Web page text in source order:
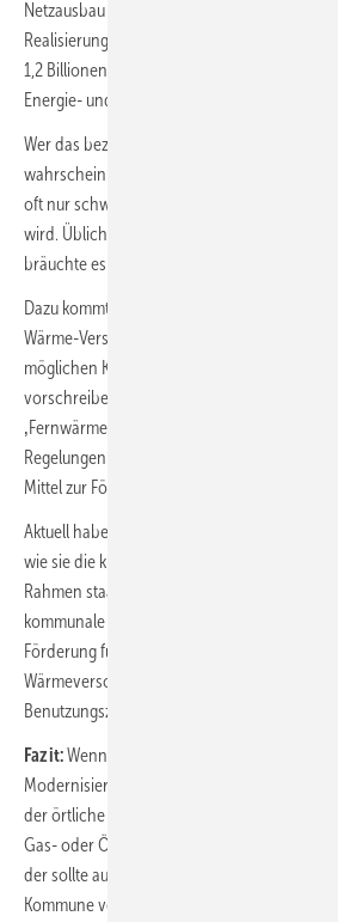
Netzausbau werden für die Bevölkerung
Realisierung nach Planungsabschluss noch
1,2 Billionen Euro Kosten rechnet der BDEW
Energie- und Wasserwirtschaft bis zum Jahr
Wer das bezahlen soll, ist noch nicht klar. Am
wahrscheinlich die Kunden. Diese kommen –
oft nur schwer wieder heraus und müssen
wird. Üblich sind hier lange laufende
bräuchte es eine alternative Heizung.
Dazu kommt ein weiteres Risiko für
Wärme-Versorger gegen deren
möglichen Kunden einen Anschluss- und
vorschreiben. Das ermöglicht das
‚Fernwärmesatzungen aufgrund von
Regelungen‘ und nach § 109 des
Mittel zur Förderung des Klima- und
Aktuell haben Hausbesitzer jedenfalls noch
wie sie die künftige Wärmeversorgung ihrer
Rahmen staatlich gefördert umsetzen wollen.
kommunale Wärmepläne ihm Vorgaben
Förderung für dort nicht mehr vorgesehene
Wärmeversorgung zu erhalten oder gar mit
Benutzungszwang konfrontiert zu werden.
Fazit:Wenn aufgrund des Alters der Heizung
Modernisierung sinnvoll wäre oder wenn
der örtliche Lieferant überhaupt und
Gas- oder Öl aus mindestens 65 %
der sollte auf keinen Fall warten, bis eine
Kommune verbindlich umgesetzt ist. Denn